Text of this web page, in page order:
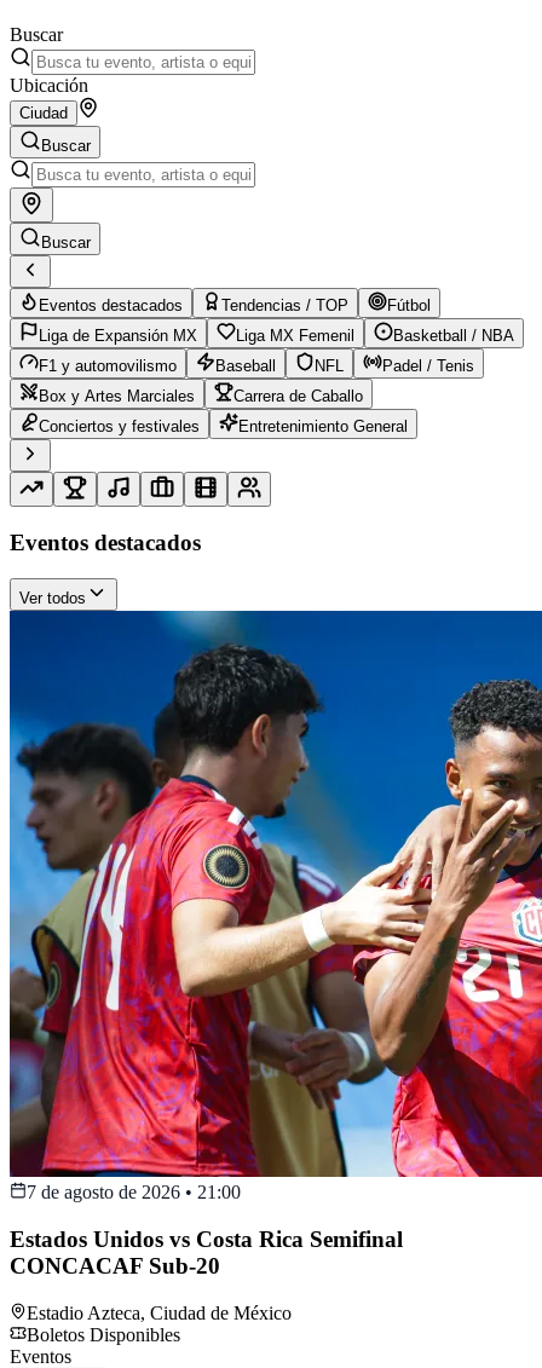
Buscar
Ubicación
Ciudad
Buscar
Buscar
Eventos destacados Tendencias / TOP
Fútbol
Liga de Expansión MX
Liga MX Femenil
Basketball / NBA
F1 y automovilismo
Baseball NFL
Padel / Tenis
Box y Artes Marciales
Carrera de Caballo
Conciertos y festivales
Entretenimiento General
Eventos destacados
Ver todos
7 de agosto de 2026 • 21:00
Estados Unidos vs Costa Rica Semifinal
CONCACAF Sub-20
Estadio Azteca, Ciudad de México
Boletos Disponibles
Eventos